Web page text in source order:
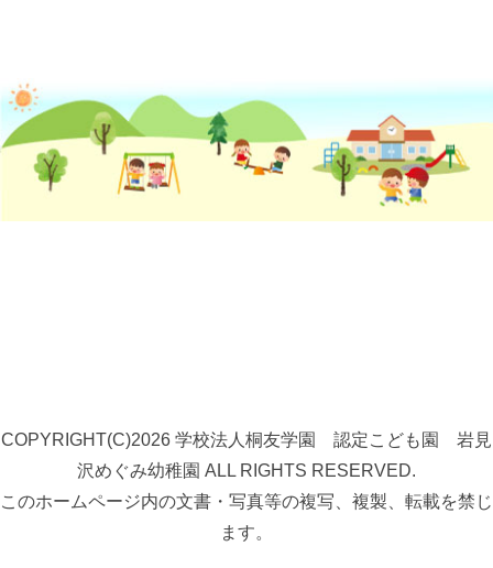
COPYRIGHT(C)2026 学校法人桐友学園 認定こども園 岩見
沢めぐみ幼稚園 ALL RIGHTS RESERVED.
このホームページ内の文書・写真等の複写、複製、転載を禁じ
ます。